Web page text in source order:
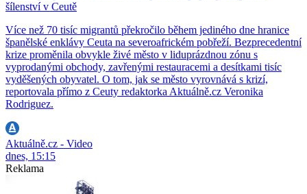
šílenství v Ceutě
Více než 70 tisíc migrantů překročilo během jediného dne hranice
španělské enklávy Ceuta na severoafrickém pobřeží. Bezprecedentní
krize proměnila obvykle živé město v liduprázdnou zónu s
vyprodanými obchody, zavřenými restauracemi a desítkami tisíc
vyděšených obyvatel. O tom, jak se město vyrovnává s krizí,
reportovala přímo z Ceuty redaktorka Aktuálně.cz Veronika
Rodriguez.
Aktuálně.cz - Video
dnes, 15:15
Reklama